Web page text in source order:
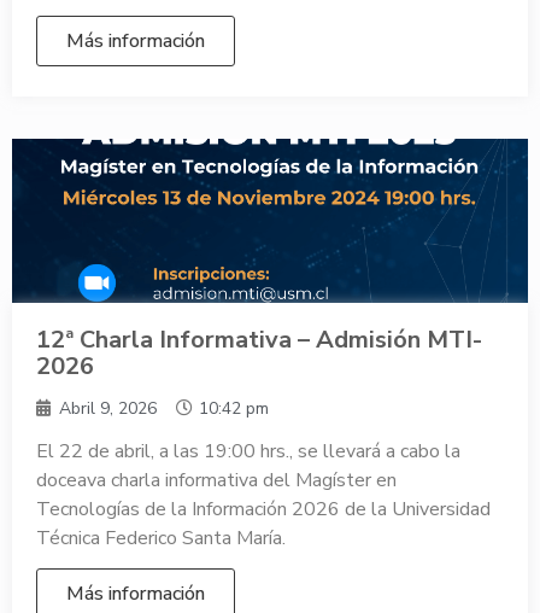
Más información
12ª Charla Informativa – Admisión MTI-
2026
Abril 9, 2026 10:42 pm
El 22 de abril, a las 19:00 hrs., se llevará a cabo la
doceava charla informativa del Magíster en
Tecnologías de la Información 2026 de la Universidad
Técnica Federico Santa María.
Más información